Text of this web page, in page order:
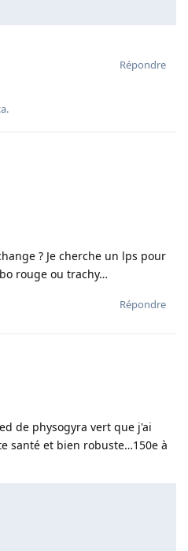
Répondre
.
? Je cherche un lps pour
rouge ou trachy…
Répondre
de physogyra vert que j'ai
santé et bien robuste…150e à